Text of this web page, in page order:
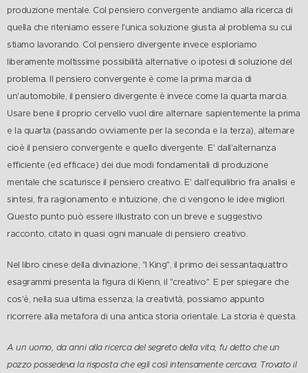
produzione mentale. Col pensiero convergente andiamo alla ricerca di
quella che riteniamo essere l'unica soluzione giusta al problema su cui
stiamo lavorando. Col pensiero divergente invece esploriamo
liberamente moltissime possibilità alternative o ipotesi di soluzione del
problema. Il pensiero convergente è come la prima marcia di
un'automobile, il pensiero divergente è invece come la quarta marcia.
Usare bene il proprio cervello vuol dire alternare sapientemente la prima
e la quarta (passando ovviamente per la seconda e la terza), alternare
cioè il pensiero convergente e quello divergente. E' dall'alternanza
efficiente (ed efficace) dei due modi fondamentali di produzione
mentale che scaturisce il pensiero creativo. E' dall'equilibrio fra analisi e
sintesi, fra ragionamento e intuizione, che ci vengono le idee migliori.
Questo punto può essere illustrato con un breve e suggestivo
racconto, citato in quasi ogni manuale di pensiero creativo.
Nel libro cinese della divinazione, "I King", il primo dei sessantaquattro
esagrammi presenta la figura di Kienn, il "creativo". E per spiegare che
cos'è, nella sua ultima essenza, la creatività, possiamo appunto
ricorrere alla metafora di una antica storia orientale. La storia è questa.
A un uomo, da anni alla ricerca del segreto della vita, fu detto che un
pozzo possedeva la risposta che egli così intensamente cercava. Trovato il